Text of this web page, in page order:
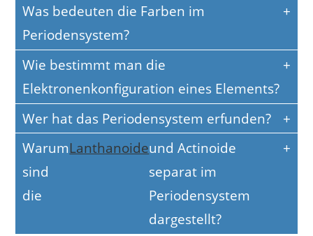
Was bedeuten die Farben im
Periodensystem?
Wie bestimmt man die
Elektronenkonfiguration eines Elements?
Wer hat das Periodensystem erfunden?
Warum
sind
die
Lanthanoideund Actinoide
separat im
Periodensystem
dargestellt?